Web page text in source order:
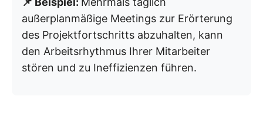
außerplanmäßige Meetings zur Erörterung
des Projektfortschritts abzuhalten, kann
den Arbeitsrhythmus Ihrer Mitarbeiter
stören und zu Ineffizienzen führen.